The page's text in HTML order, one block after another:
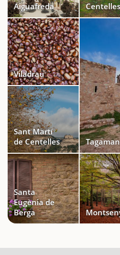
Aiguafreda
Viladrau
Sant Martí
de Centelles
Santa
Eugènia de
Berga